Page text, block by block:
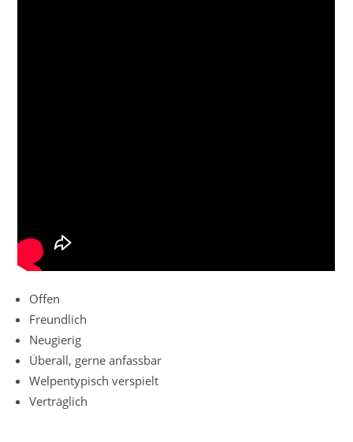
Offen
Freundlich
Neugierig
Überall, gerne anfassbar
Welpentypisch verspielt
Verträglich